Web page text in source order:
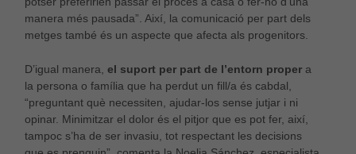
manera més pausada”. Així, la comunicació per part dels
metges també és un aspecte que afecta als progenitors.
D’igual manera, el suport per part de l’entorn propera
la persona o família que ha perdut un fill/a és cabdal,
“preguntant què necessiten, ajudar-los sense jutjar i ni
opinar. Minimitzar el dolor és el pitjor que es pot fer, així,
tampoc s’ha de ser invasiu, tot respectant les decisions